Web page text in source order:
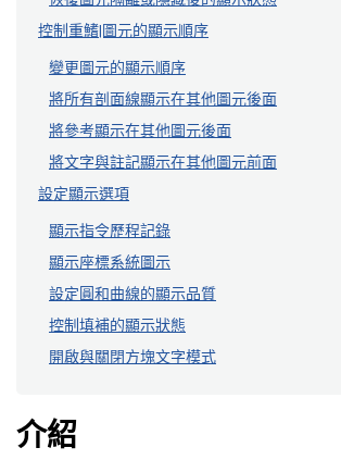
控制重鰭|圖元的顯示順序
變更圖元的顯示順序
將所有剖面線顯示在其他圖元後面
將參考顯示在其他圖元後面
將文字與註記顯示在其他圖元前面
設定顯示選項
顯示指令歷程記錄
顯示座標系統圖示
設定圓和曲線的顯示品質
控制填補的顯示狀態
開啟與關閉方塊文字模式
介紹